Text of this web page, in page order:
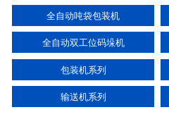
全自动吨袋包装机
全自动双工位码垛机
包装机系列
输送机系列